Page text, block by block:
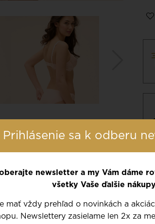
Vaše prsia, čím
Nech už je
jemná.
Prihlásenie sa k odberu
newsletter a my Vám dáme
všetky Vaše ďalšie
mať vždy prehľad o novinkách a
Newslettery zasielame len 2x za